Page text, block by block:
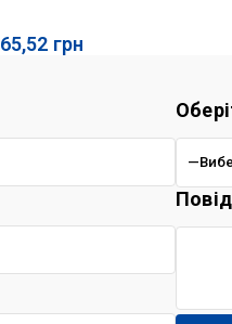
65,52 грн